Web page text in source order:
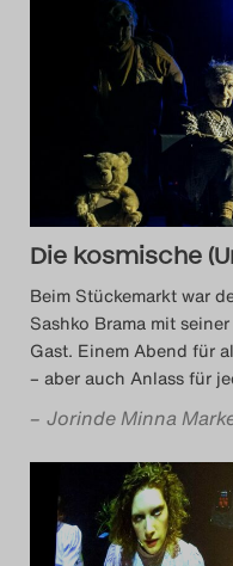
Die kosmische
Beim Stückemarkt war
Sashko Brama mit
Gast. Einem Abend für
– aber auch Anlass für
– Jorinde Minna